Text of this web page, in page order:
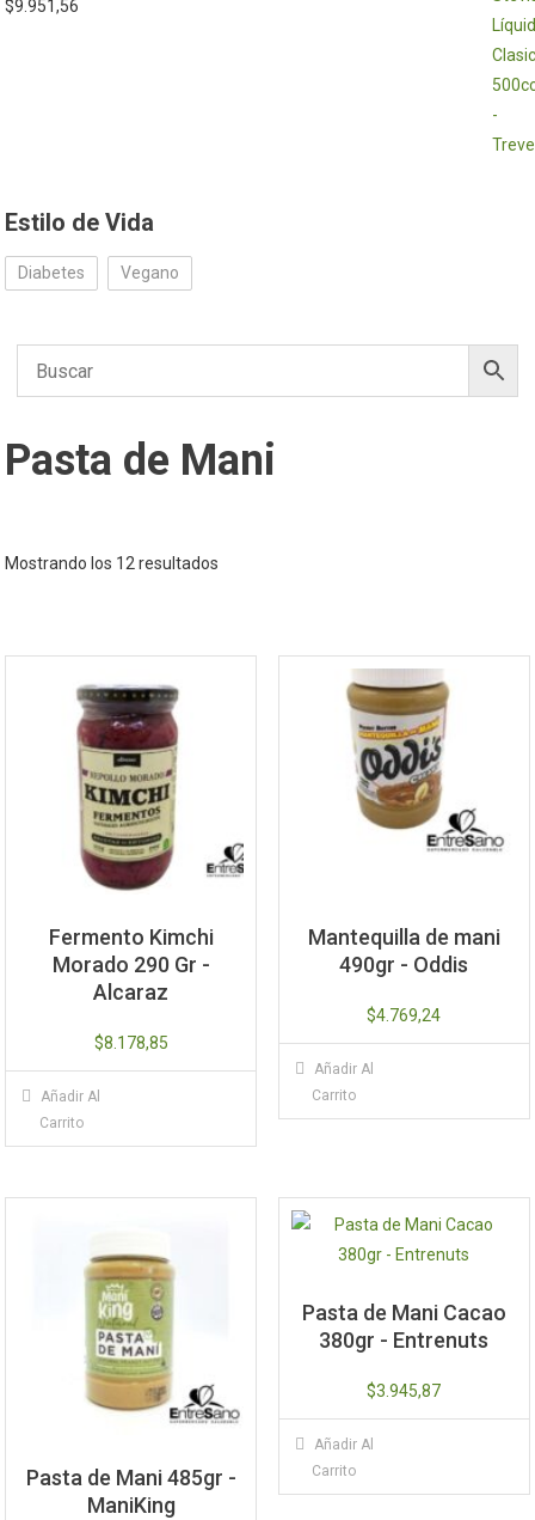
Pasta de Mani
Mostrando los 12 resultados
Fermento Kimchi
Morado 290 Gr -
Alcaraz
$8.178,85
Añadir Al
Carrito
Mantequilla de mani
490gr - Oddis
$4.769,24
Añadir Al
Carrito
Pasta de Mani 485gr -
ManiKing
Pasta de Mani Cacao
380gr - Entrenuts
$3.945,87
Añadir Al
Carrito
$9.951,56
Estilo de Vida
Diabetes Vegano